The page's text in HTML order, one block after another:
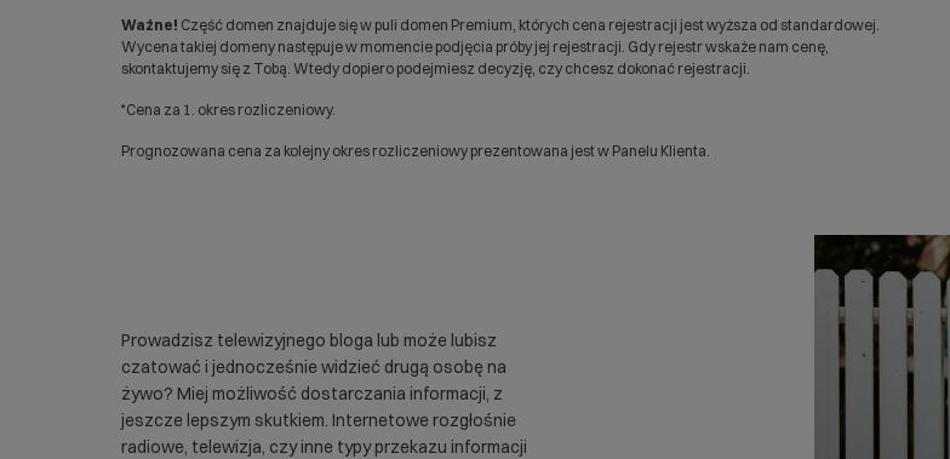
Ważne! Część domen znajduje się w puli domen Premium, których cena rejestracji jest wyższa od standardowej.
Wycena takiej domeny następuje w momencie podjęcia próby jej rejestracji. Gdy rejestr wskaże nam cenę,
skontaktujemy się z Tobą. Wtedy dopiero podejmiesz decyzję, czy chcesz dokonać rejestracji.
*Cena za 1. okres rozliczeniowy.
Prognozowana cena za kolejny okres rozliczeniowy prezentowana jest w Panelu Klienta.
Prowadzisz telewizyjnego bloga lub może lubisz
czatować i jednocześnie widzieć drugą osobę na
żywo? Miej możliwość dostarczania informacji, z
jeszcze lepszym skutkiem. Internetowe rozgłośnie
radiowe, telewizja, czy inne typy przekazu informacji